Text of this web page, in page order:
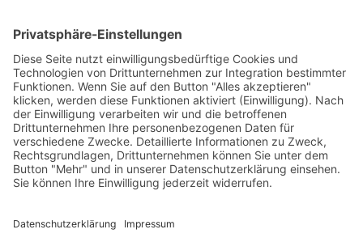
Aqua Fitness
FDM – Faszien-Distorsions-Modell
Zumba Gold
Rückbildungsgymnastik
Kinder Therapie
Krankengymnastik nach Vojta für Kinder
Krankengymnastik nach Bobath für Kinder
Krankengymnastik für Kinder
Karriere